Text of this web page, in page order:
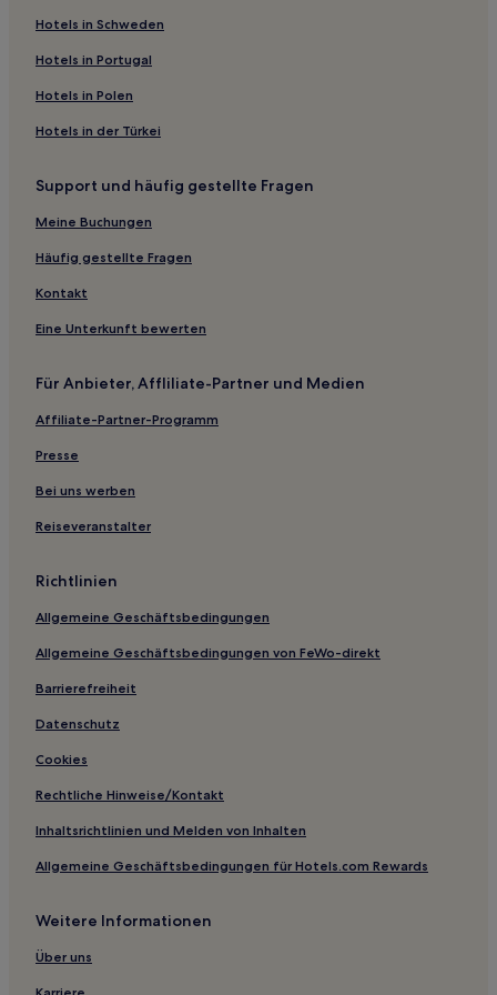
Hotels nahe Zoomarine
Hotels nahe Estádio Municipal de Albufeira
Hotels nahe Strand Água Doce
Hotels nahe Praia da Ponta Pequena
Ribeiro Hotels
Hotels nahe Museu do Acordeão
Boliqueime Hotels
Hotels nahe Torre da Medronheira
Correeira: Hotels
Albufeira Hotels
Hotels nahe Strand Praia de Belharucas
Areias de São João Hotels
Hotels nahe Strand Praia da Falésia
Hotels nahe Tomás Franco Strand
Ferienwohnungen in Albufeira
Hostels in Albufeira
Villen in Lagoa e Carvoeiro
Villen in Silves
B&B in Silves
Aparthotels in Carvoeiro
Aparthotels in Montechoro
Aparthotels in Lagoa
Villen in Gale
Villen in Quarteira
Aparthotels in Quarteira
Hotels in Schweden
Hotels in Portugal
Hotels in Polen
Hotels in der Türkei
Support und häufig gestellte Fragen
Meine Buchungen
Häufig gestellte Fragen
Kontakt
Eine Unterkunft bewerten
Für Anbieter, Affliliate-Partner und Medien
Affiliate-Partner-Programm
Presse
Bei uns werben
Reiseveranstalter
Richtlinien
Allgemeine Geschäftsbedingungen
Allgemeine Geschäftsbedingungen von FeWo-direkt
Barrierefreiheit
Datenschutz
Cookies
Rechtliche Hinweise/Kontakt
Inhaltsrichtlinien und Melden von Inhalten
Allgemeine Geschäftsbedingungen für Hotels.com Rewards
Weitere Informationen
Über uns